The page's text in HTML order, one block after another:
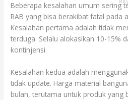
Beberapa kesalahan umum sering
RAB yang bisa berakibat fatal pada
Kesalahan pertama adalah tidak
terduga. Selalu alokasikan 10-15%
kontinjensi.
Kesalahan kedua adalah
tidak update. Harga material
bulan, terutama untuk produk yang